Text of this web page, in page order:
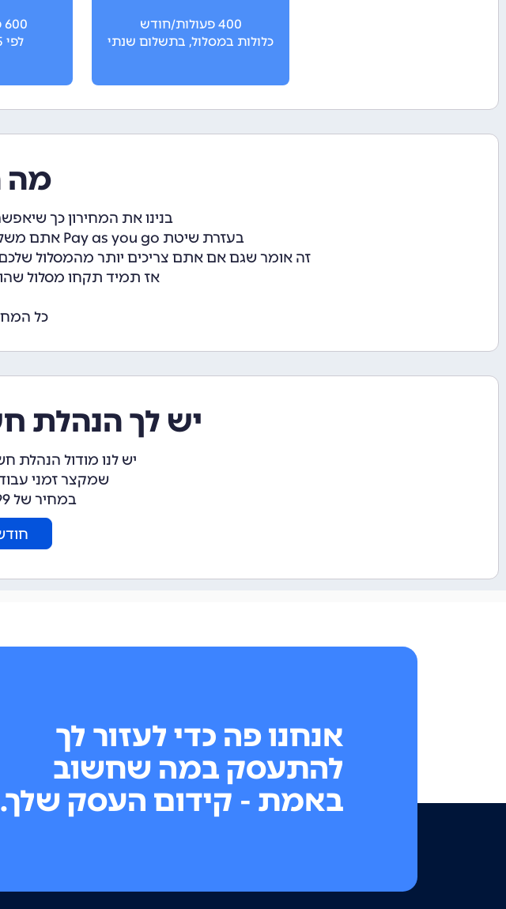
אנחנו פה כדי לעזור לך
להתעסק במה שחשוב
באמת - קידום העסק שלך.